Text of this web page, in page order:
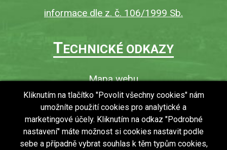
informace dle z. č. 106/1999 Sb.
TECHNICKÉ ODKAZY
Mapa webu
O webu
Povinně zveřejňované informace
Ochrana osobních údajů (GDPR)
Vyhledávání
Kliknutím na tlačítko "Povolit všechny cookies" nám
umožníte použití cookies pro analytické a
marketingové účely. Kliknutím na odkaz "Podrobné
nastavení" máte možnost si cookies nastavit podle
sebe a případně vybrat souhlas k těm typům cookies,